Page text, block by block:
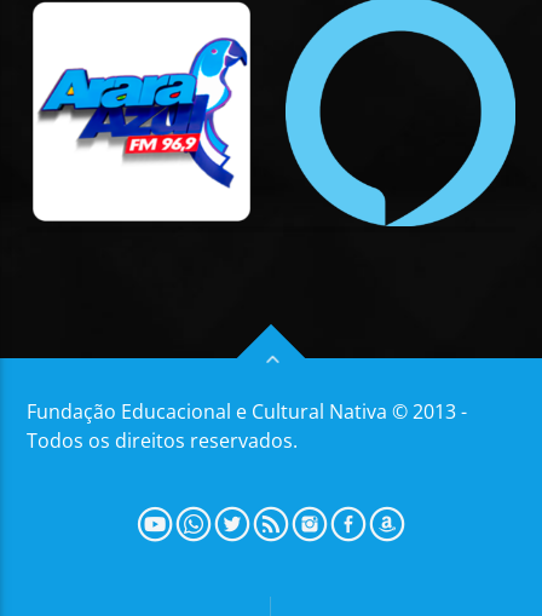
Fundação Educacional e Cultural Nativa © 2013 -
Todos os direitos reservados.